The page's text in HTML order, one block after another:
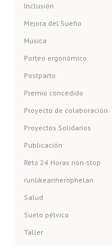
Inclusión
Mejora del Sueño
Música
Porteo ergonómico
Postparto
Premio concedido
Proyecto de colaboración
Proyectos Solidarios
Publicación
Reto 24 Horas non-stop
runlikeanherophelan
Salud
Suelo pélvico
Taller